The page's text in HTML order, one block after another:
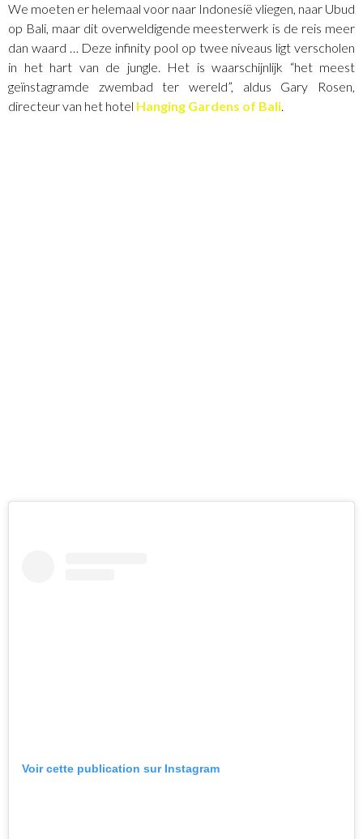
We moeten er helemaal voor naar Indonesië vliegen, naar Ubud
op Bali, maar dit overweldigende meesterwerk is de reis meer
dan waard … Deze infinity pool op twee niveaus ligt verscholen
in het hart van de jungle. Het is waarschijnlijk “het meest
geïnstagramde zwembad ter wereld”, aldus Gary Rosen,
directeur van het hotel Hanging Gardens of Bali.
Voir cette publication sur Instagram